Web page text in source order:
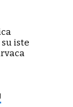
su iste